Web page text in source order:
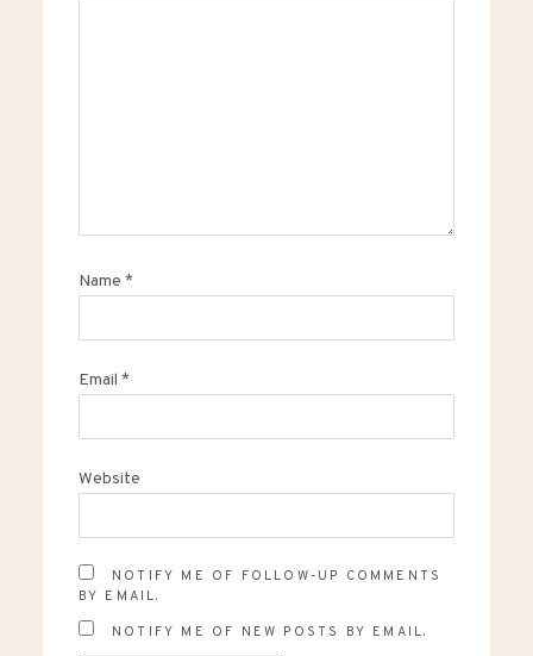
Name *
Email *
Website
NOTIFY ME OF FOLLOW-UP COMMENTS
BY EMAIL.
NOTIFY ME OF NEW POSTS BY EMAIL.